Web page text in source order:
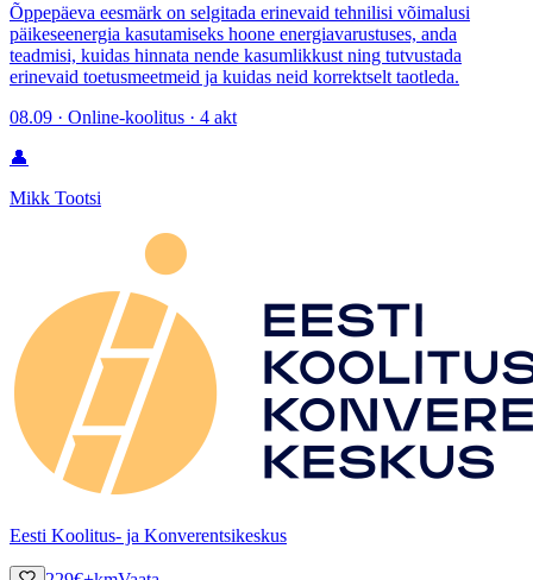
Õppepäeva eesmärk on selgitada erinevaid tehnilisi võimalusi
päikeseenergia kasutamiseks hoone energiavarustuses, anda
teadmisi, kuidas hinnata nende kasumlikkust ning tutvustada
erinevaid toetusmeetmeid ja kuidas neid korrektselt taotleda.
08.09 · Online-koolitus · 4 akt
👤
Mikk Tootsi
Eesti Koolitus- ja Konverentsikeskus